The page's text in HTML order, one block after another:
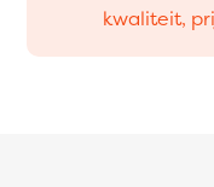
kwaliteit,